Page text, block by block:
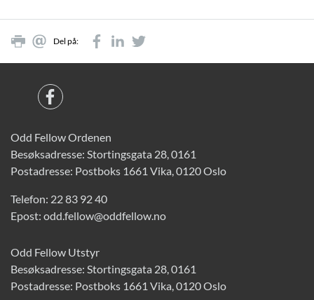
Del på:
Odd Fellow Ordenen
Besøksadresse: Stortingsgata 28, 0161
Postadresse: Postboks 1661 Vika, 0120 Oslo
Telefon: 22 83 92 40
Epost: odd.fellow@oddfellow.no
Odd Fellow Utstyr
Besøksadresse: Stortingsgata 28, 0161
Postadresse: Postboks 1661 Vika, 0120 Oslo